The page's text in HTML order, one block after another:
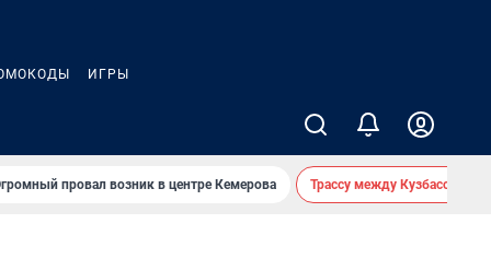
ИГРЫ
провал возник в центре Кемерова Трассу между Кузбассом и